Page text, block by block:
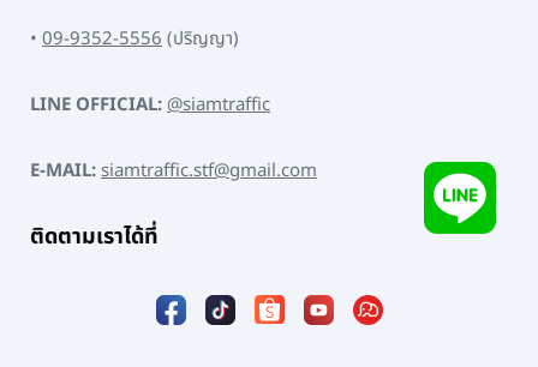
• 09-9352-5556(ปริญญา)
LINE OFFICIAL:@siamtraffic
E-MAIL:siamtraffic.stf@gmail.com
ติดตามเราได้ที่